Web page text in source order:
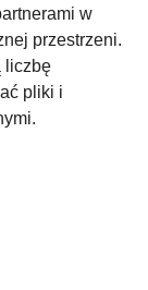
w
przestrzeni.
liczbę
pliki i